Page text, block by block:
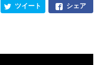
シェア
ツイート